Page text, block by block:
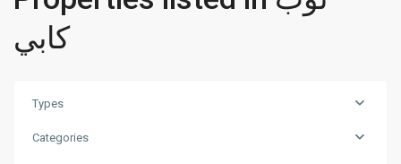
كابي
Types
Categories